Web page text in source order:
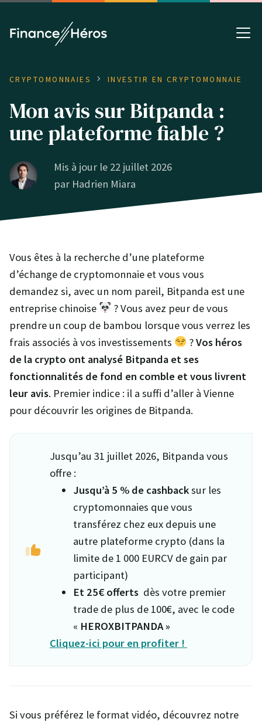
CRYPTOMONNAIES INVESTIR EN CRYPTOMONNAIE
Mon avis sur Bitpanda :
une plateforme fiable ?
Mis à jour le 22 juillet 2026
par Hadrien Miara
Vous êtes à la recherche d’une plateforme
d’échange de cryptomonnaie et vous vous
demandez si, avec un nom pareil, Bitpanda est une
entreprise chinoise
? Vous avez peur de vous
prendre un coup de bambou lorsque vous verrez les
frais associés à vos investissements
?Vos héros
de la crypto ont analysé Bitpanda et ses
fonctionnalités de fond en comble et vous livrent
leur avis. Premier indice : il a suffi d’aller à Vienne
pour découvrir les origines de Bitpanda.
Jusqu’au 31 juillet 2026, Bitpanda vous
offre :
Jusqu’à 5 % de cashbacksur les
cryptomonnaies que vous
transférez chez eux depuis une
autre plateforme crypto (dans la
limite de 1 000 EURCV de gain par
participant)
Et 25€ offerts dès votre premier
trade de plus de 100€, avec le code
« HEROXBITPANDA »
Cliquez-ici pour en profiter !
Si vous préférez le format vidéo, découvrez notre